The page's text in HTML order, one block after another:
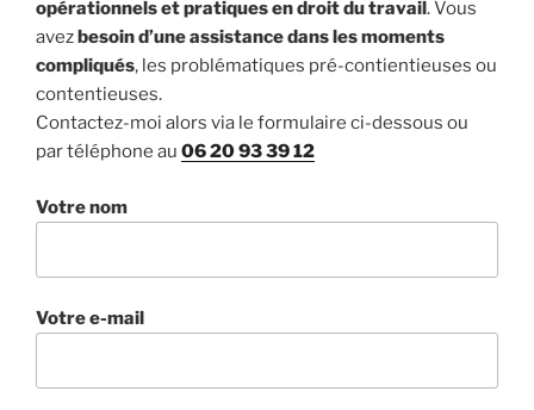
opérationnels et pratiques en droit du travail. Vous
avezbesoin d’une assistance dans les moments
compliqués, les problématiques pré-contientieuses ou
contentieuses.
Contactez-moi alors via le formulaire ci-dessous ou
par téléphone au 06 20 93 39 12
Votre nom
Votre e-mail